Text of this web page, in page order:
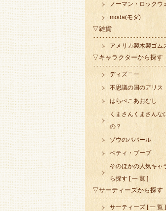
ノーマン・ロックウ
moda(モダ)
▽雑貨
アメリカ製木製ゴム
▽キャラクターから探す
ディズニー
不思議の国のアリス
はらぺこあおむし
くまさんくまさんな
の？
ゾウのババール
ベティ・ブープ
そのほかの人気キャ
ら探す [ 一 覧 ]
▽サーティーズから探す
サーティーズ [ 一 覧 ]